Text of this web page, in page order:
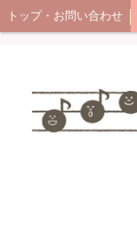
トップ・お問い合わせ